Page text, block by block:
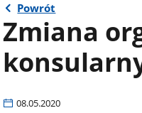
Powrót
Zmiana
08.05.2020